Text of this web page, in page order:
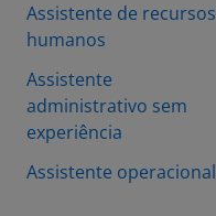
Assistente de recursos
humanos
Assistente
administrativo sem
experiência
Assistente operacional